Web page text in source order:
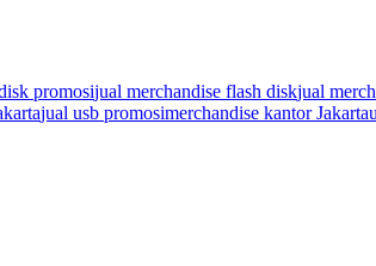
promosijual merchandise flash diskjual
jual usb promosimerchandise kantor Jakarta